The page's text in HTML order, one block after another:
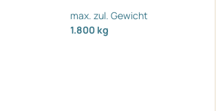
max. zul. Gewicht
1.800 kg